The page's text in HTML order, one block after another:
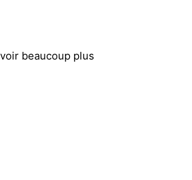
beaucoup plus